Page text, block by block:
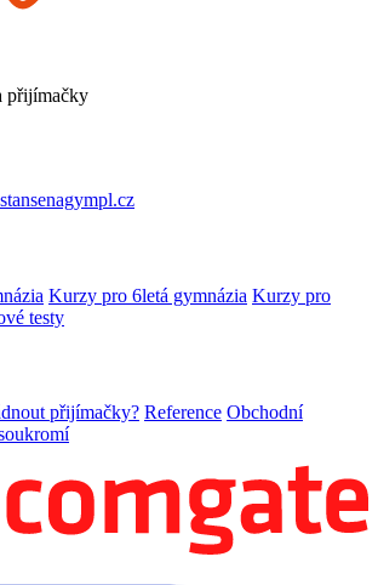
přijímačky
Kurzy pro 6letá gymnázia Kurzy pro
testy
přijímačky? Reference Obchodní